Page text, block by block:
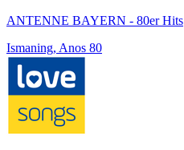
ANTENNE BAYERN - 80er Hits
Ismaning, Anos 80